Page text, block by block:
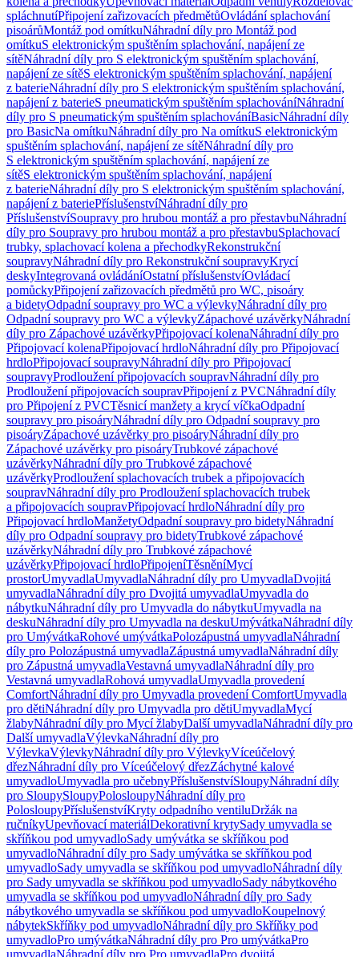
spláchnutíPřipojení zařizovacích předmětůOvládání splachování
pisoárůMontáž pod omítkuNáhradní díly pro Montáž pod
omítkuS elektronickým spuštěním splachování, napájení ze
sítěNáhradní díly pro S elektronickým spuštěním splachování,
napájení ze sítěS elektronickým spuštěním splachování, napájení
z baterieNáhradní díly pro S elektronickým spuštěním splachování,
napájení z baterieS pneumatickým spuštěním splachováníNáhradní
díly pro S pneumatickým spuštěním splachováníBasicNáhradní díly
pro BasicNa omítkuNáhradní díly pro Na omítkuS elektronickým
spuštěním splachování, napájení ze sítěNáhradní díly pro
S elektronickým spuštěním splachování, napájení ze
sítěS elektronickým spuštěním splachování, napájení
z baterieNáhradní díly pro S elektronickým spuštěním splachování,
napájení z bateriePříslušenstvíNáhradní díly pro
PříslušenstvíSoupravy pro hrubou montáž a pro přestavbuNáhradní
díly pro Soupravy pro hrubou montáž a pro přestavbuSplachovací
trubky, splachovací kolena a přechodkyRekonstrukční
soupravyNáhradní díly pro Rekonstrukční soupravyKrycí
deskyIntegrovaná ovládáníOstatní příslušenstvíOvládací
pomůckyPřipojení zařizovacích předmětů pro WC, pisoáry
a bidetyOdpadní soupravy pro WC a výlevkyNáhradní díly pro
Odpadní soupravy pro WC a výlevkyZápachové uzávěrkyNáhradní
díly pro Zápachové uzávěrkyPřipojovací kolenaNáhradní díly pro
Připojovací kolenaPřipojovací hrdloNáhradní díly pro Připojovací
hrdloPřipojovací soupravyNáhradní díly pro Připojovací
soupravyProdloužení připojovacích soupravNáhradní díly pro
Prodloužení připojovacích soupravPřipojení z PVCNáhradní díly
pro Připojení z PVCTěsnicí manžety a krycí víčkaOdpadní
soupravy pro pisoáryNáhradní díly pro Odpadní soupravy pro
pisoáryZápachové uzávěrky pro pisoáryNáhradní díly pro
Zápachové uzávěrky pro pisoáryTrubkové zápachové
uzávěrkyNáhradní díly pro Trubkové zápachové
uzávěrkyProdloužení splachovacích trubek a připojovacích
soupravNáhradní díly pro Prodloužení splachovacích trubek
a připojovacích soupravPřipojovací hrdloNáhradní díly pro
Připojovací hrdloManžetyOdpadní soupravy pro bidetyNáhradní
díly pro Odpadní soupravy pro bidetyTrubkové zápachové
uzávěrkyNáhradní díly pro Trubkové zápachové
uzávěrkyPřipojovací hrdloPřipojeníTěsněníMycí
prostorUmyvadlaUmyvadlaNáhradní díly pro UmyvadlaDvojitá
umyvadlaNáhradní díly pro Dvojitá umyvadlaUmyvadla do
nábytkuNáhradní díly pro Umyvadla do nábytkuUmyvadla na
deskuNáhradní díly pro Umyvadla na deskuUmývátkaNáhradní díly
pro UmývátkaRohové umývátkaPolozápustná umyvadlaNáhradní
díly pro Polozápustná umyvadlaZápustná umyvadlaNáhradní díly
pro Zápustná umyvadlaVestavná umyvadlaNáhradní díly pro
Vestavná umyvadlaRohová umyvadlaUmyvadla provedení
ComfortNáhradní díly pro Umyvadla provedení ComfortUmyvadla
pro dětiNáhradní díly pro Umyvadla pro dětiUmyvadlaMycí
žlabyNáhradní díly pro Mycí žlabyDalší umyvadlaNáhradní díly pro
Další umyvadlaVýlevkaNáhradní díly pro
VýlevkaVýlevkyNáhradní díly pro VýlevkyVíceúčelový
dřezNáhradní díly pro Víceúčelový dřezZáchytné kalové
umyvadloUmyvadla pro učebnyPříslušenstvíSloupyNáhradní díly
pro SloupySloupyPolosloupyNáhradní díly pro
PolosloupyPříslušenstvíKryty odpadního ventiluDržák na
ručníkyUpevňovací materiálDekorativní krytySady umyvadla se
skříňkou pod umyvadloSady umývátka se skříňkou pod
umyvadloNáhradní díly pro Sady umývátka se skříňkou pod
umyvadloSady umyvadla se skříňkou pod umyvadloNáhradní díly
pro Sady umyvadla se skříňkou pod umyvadloSady nábytkového
umyvadla se skříňkou pod umyvadloNáhradní díly pro Sady
nábytkového umyvadla se skříňkou pod umyvadloKoupelnový
nábytekSkříňky pod umyvadloNáhradní díly pro Skříňky pod
umyvadloPro umývátkaNáhradní díly pro Pro umývátkaPro
umyvadlaNáhradní díly pro Pro umyvadlaPro dvojitá